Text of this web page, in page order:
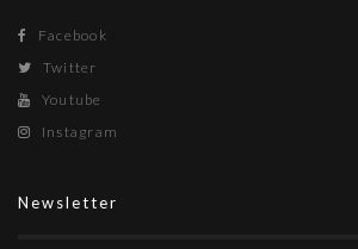
Facebook
Twitter
Youtube
Instagram
Newsletter